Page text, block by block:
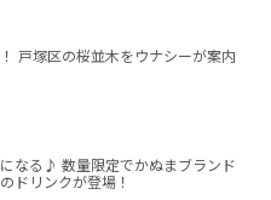
戸塚区の桜並木をウナシーが案内
なる♪ 数量限定でかぬまブランド
ドリンクが登場！